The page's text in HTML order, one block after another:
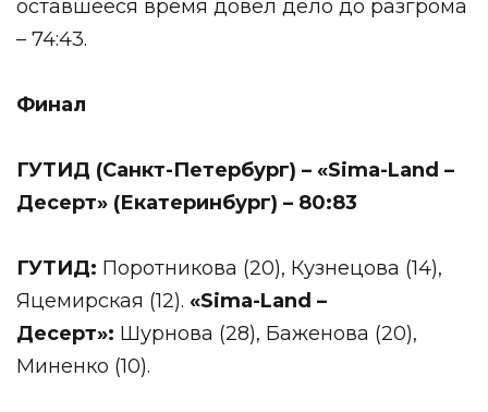
оставшееся время довел дело до разгрома
– 74:43.
Финал
ГУТИД (Санкт-Петербург) – «Sima-Land –
Десерт» (Екатеринбург) – 80:83
ГУТИД: Поротникова (20), Кузнецова (14),
Яцемирская (12). «Sima-Land –
Десерт»: Шурнова (28), Баженова (20),
Миненко (10).